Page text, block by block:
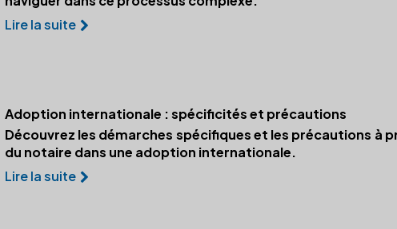
Lire la suite
Adoption internationale : spécificités et précautions
Découvrez les démarches spécifiques et les précautions
du notaire dans une adoption internationale.
Lire la suite